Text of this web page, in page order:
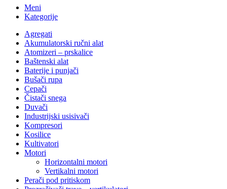
Meni
Kategorije
Agregati
Akumulatorski ručni alat
Atomizeri – prskalice
Baštenski alat
Baterije i punjači
Bušači rupa
Cepači
Čistači snega
Duvači
Industrijski usisivači
Kompresori
Kosilice
Kultivatori
Motori
Horizontalni motori
Vertikalni motori
Perači pod pritiskom